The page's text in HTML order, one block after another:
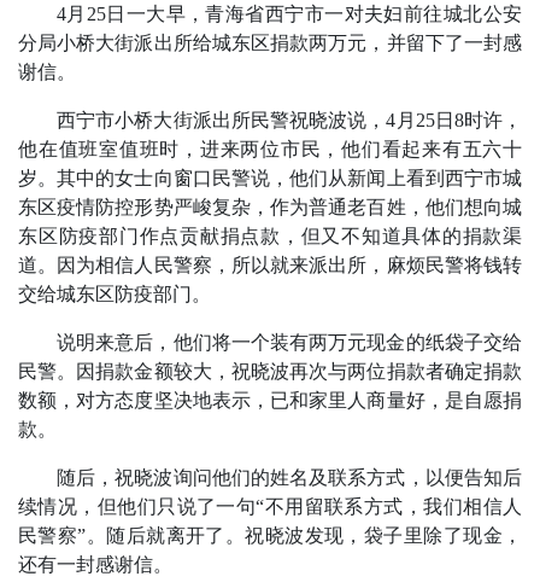
4月25日一大早，青海省西宁市一对夫妇前往城北公安
分局小桥大街派出所给城东区捐款两万元， 并留下了一封感
谢信。
西宁市小桥大街派出所民警祝晓波说，4月25日8时许，
他在值班室值班时，进来两位市民，他们看起来有五六十
岁。其中的女士向窗口民警说，他们从新闻上看到西宁市城
东区疫情防控形势严峻复杂，作为普通老百姓，他们想向城
东区防疫部门作点贡献捐点款，但又不知道具体的捐款渠
道。因为相信人民警察，所以就来派出所，麻烦民警将钱转
交给城东区防疫部门。
说明来意后，他们将一个装有两万元现金的纸袋子交给
民警。因捐款金额较大，祝晓波再次与两位捐款者确定捐款
数额，对方态度坚决地表示，已和家里人商量好，是自愿捐
款。
随后，祝晓波询问他们的姓名及联系方式，以便告知后
续情况，但他们只说了一句“不用留联系方式，我们相信人
民警察”。随后就离开了。祝晓波发现，袋子里除了现金，
还有一封感谢信。